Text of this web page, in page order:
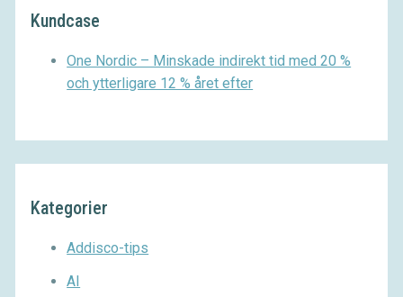
Kundcase
One Nordic – Minskade indirekt tid med 20 %
och ytterligare 12 % året efter
Kategorier
Addisco-tips
AI